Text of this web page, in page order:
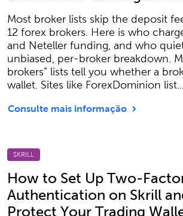
Most broker lists skip the deposit
12 forex brokers. Here is who
and Neteller funding, and who
unbiased, per-broker breakdown.
brokers” lists tell you whether a
wallet. Sites like ForexDominion list...
Consulte mais informação
SKRILL
How to Set Up Two-
Authentication on Skrill
Protect Your Trading